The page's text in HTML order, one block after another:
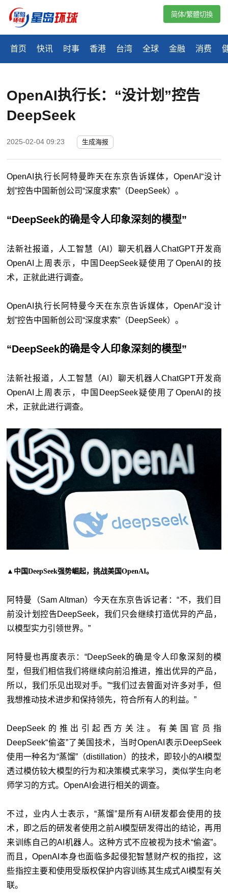
首页 快讯 时事 香港 台湾 全球 金融 消费
简体/繁體切換
OpenAI执行长：“没计划”控告
DeepSeek
2025-02-04 09:23 生成海报
OpenAI执行长阿特曼昨天在东京告诉媒体，OpenAI“没计
划”控告中国新创公司“深度求索”（DeepSeek）。
“DeepSeek的确是令人印象深刻的模型”
法新社报道，人工智慧（AI）聊天机器人ChatGPT开发商
OpenAI上周表示，中国DeepSeek疑使用了OpenAI的技
术，正就此进行调查。
OpenAI执行长阿特曼今天在东京告诉媒体，OpenAI“没计
划”控告中国新创公司“深度求索”（DeepSeek）。
“DeepSeek的确是令人印象深刻的模型”
法新社报道，人工智慧（AI）聊天机器人ChatGPT开发商
OpenAI上周表示，中国DeepSeek疑使用了OpenAI的技
术，正就此进行调查。
▲中国DeepSeek强势崛起，挑战美国OpenAI。
阿特曼（Sam Altman）今天在东京告诉记者：“不，我们目
前没计划控告DeepSeek，我们只会继续打造优异的产品，
以模型实力引领世界。”
阿特曼也再度表示：“DeepSeek的确是令人印象深刻的模
型，但我们相信我们将继续向前沿推进，推出优异的产品，
所以，我们乐见出现对手。”“我们过去曾面对许多对手，但
我想推动技术进步和保持领先，符合所有人的利益。”
DeepSeek的推出引起西方关注。有美国官员指
DeepSeek“偷盗”了美国技术，当时OpenAI表示DeepSeek
使用一种名为“蒸馏”（distillation）的技术，即较小的AI模型
透过模仿较大模型的行为和决策模式来学习，类似学生向老
师学习的方式。OpenAI会进行相关的调查。
不过，业内人士表示，“蒸馏”是所有AI研发都会使用的技
术，即之后的研发者使用之前AI模型研发得出的结论，再用
来训练自己的AI机器人。这种方式不应被视为技术“偷盗”。
而且，OpenAI本身也面临多起侵犯智慧财产权的指控，这
些指控主要和使用受版权保护内容训练其生成式AI模型有关
联。